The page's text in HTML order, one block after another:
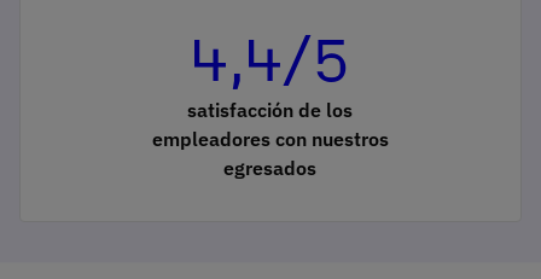
4,4/5
satisfacción de los
empleadores con nuestros
egresados